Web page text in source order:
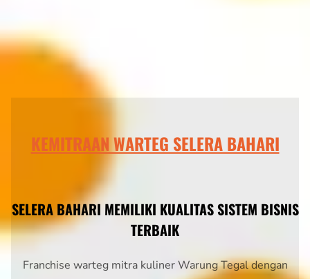
KEMITRAAN WARTEG SELERA BAHARI
SELERA BAHARI MEMILIKI KUALITAS SISTEM BISNIS
TERBAIK
Franchise warteg mitra kuliner Warung Tegal dengan